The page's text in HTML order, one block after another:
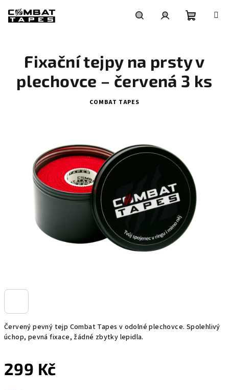
obsah
košík
Červený pevný tejp Combat Tapes v odolné plechovce. Spolehlivý
úchop, pevná fixace, žádné zbytky lepidla.
299 Kč
Fixační tejpy na prsty v
plechovce – červená 3 ks
COMBAT TAPES